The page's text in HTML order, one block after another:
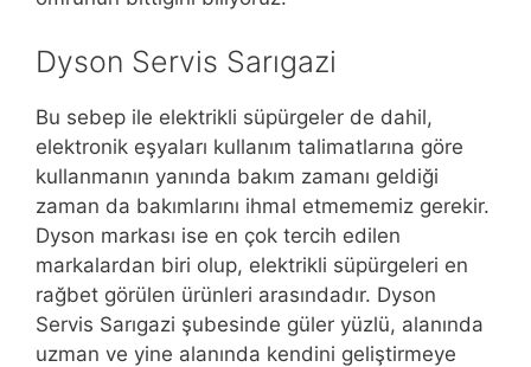
Dyson Servis Sarıgazi
Bu sebep ile elektrikli süpürgeler de dahil,
elektronik eşyaları kullanım talimatlarına göre
kullanmanın yanında bakım zamanı geldiği
zaman da bakımlarını ihmal etmememiz gerekir.
Dyson markası ise en çok tercih edilen
markalardan biri olup, elektrikli süpürgeleri en
rağbet görülen ürünleri arasındadır. Dyson
Servis Sarıgazi şubesinde güler yüzlü, alanında
uzman ve yine alanında kendini geliştirmeye